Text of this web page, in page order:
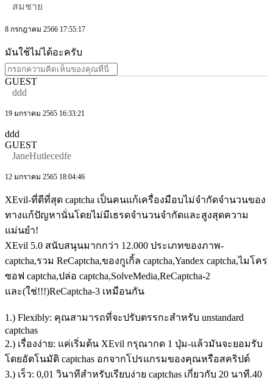
สมชาย
8 กรกฎาคม 2566 17:55:17
มันใช้ไม่ได้อะครับ
GUEST
ddd
19 มกราคม 2565 16:33:21
ddd
GUEST
JaneHutlecedfe
12 มกราคม 2565 18:04:46
XEvil-ที่ดีที่สุด captcha เป็นคนแก้เครื่องมือบไม่จำกัดจำนวนของ
ทางแก้ปัญหานั่นโดยไม่มีเธรดจำนวนจำกัดและสูงสุดความ
แม่นยำ!
XEvil 5.0 สนับสนุนมากกว่า 12.000 ประเภทของภาพ-
captcha,รวม ReCaptcha,ของกูเกิ้ล captcha,Yandex captcha,ไมโคร
ซอฟ captcha,ปล่อ captcha,SolveMedia,ReCaptcha-2
และ(ใช่!!!)ReCaptcha-3 เหมือนกัน
1.) Flexibly: คุณสามารถที่จะปรับตรรกะสำหรับ unstandard
captchas
2.) เรื่องง่าย: แค่เริ่มต้น XEvil กรุณากด 1 ปุ่ม-แล้วมันจะยอมรับ
โดยอัตโนมัติ captchas อกจากโปรแกรมของคุณหรือสคริปต์
3.) เร็ว: 0,01 วินาทีสำหรับเรียบง่าย captchas เกี่ยวกับ 20 นาที.40